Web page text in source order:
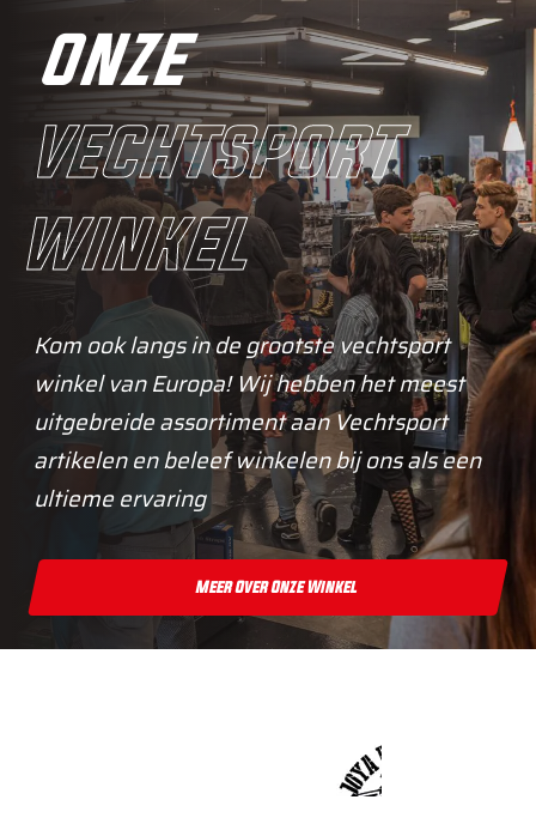
onze
vechtsport
winkel
Kom ook langs in de grootste vechtsport
winkel van Europa! Wij hebben het meest
uitgebreide assortiment aan Vechtsport
artikelen en beleef winkelen bij ons als een
ultieme ervaring
Meer Over Onze Winkel